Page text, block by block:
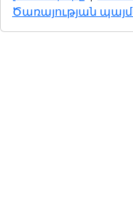
Ծառայության